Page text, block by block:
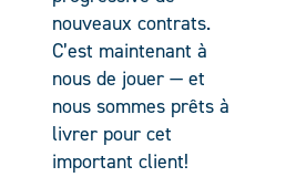
nouveaux contrats.
C’est maintenant à
nous de jouer — et
nous sommes prêts à
livrer pour cet
important client!